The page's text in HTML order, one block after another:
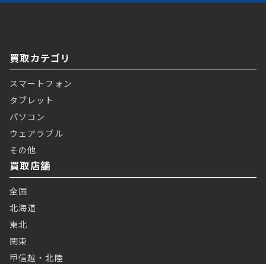
買取カテゴリ
スマートフォン
タブレット
パソコン
ウェアラブル
その他
買取店舗
全国
北海道
東北
関東
甲信越・北陸